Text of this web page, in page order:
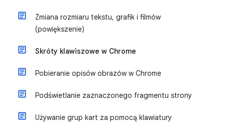
Zmiana rozmiaru tekstu, grafik i filmów
(powiększenie)
Skróty klawiszowe w Chrome
Pobieranie opisów obrazów w Chrome
Podświetlanie zaznaczonego fragmentu strony
Używanie grup kart za pomocą klawiatury